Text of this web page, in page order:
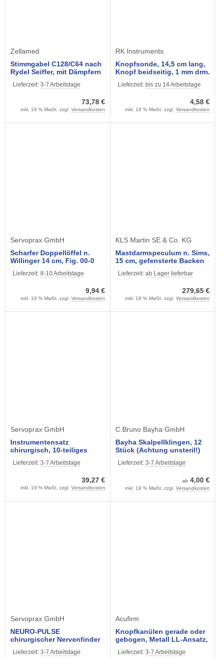
Zellamed
Stimmgabel C128/C64 nach
Rydel Seiffer, mit Dämpfern
Lieferzeit: 3-7 Arbeitstage
73,78 €
inkl. 19 % MwSt. zzgl. Versandkosten
RK Instruments
Knopfsonde, 14,5 cm lang,
Knopf beidseitig, 1 mm drm.
Lieferzeit: bis zu 14 Arbeitstage
4,58 €
inkl. 19 % MwSt. zzgl. Versandkosten
Servoprax GmbH
Scharfer Doppellöffel n.
Willinger 14 cm, Fig. 00-0
Lieferzeit: 8-10 Arbeitstage
9,94 €
inkl. 19 % MwSt. zzgl. Versandkosten
KLS Martin SE & Co. KG
Mastdarmspeculum n. Sims,
15 cm, gefensterte Backen
Lieferzeit: ab Lager lieferbar
279,65 €
inkl. 19 % MwSt. zzgl. Versandkosten
Servoprax GmbH
Instrumentensatz
chirurgisch, 10-teiliges
Qualität, in Leinentasche,
Lieferzeit: 3-7 Arbeitstage
39,27 €
inkl. 19 % MwSt. zzgl. Versandkosten
C.Bruno Bayha GmbH
Bayha Skalpellklingen, 12
Stück (Achtung unsteril!)
Lieferzeit: 3-7 Arbeitstage
ab 4,00 €
inkl. 19 % MwSt. zzgl. Versandkosten
Servoprax GmbH
NEURO-PULSE
chirurgischer Nervenfinder
Lieferzeit: 3-7 Arbeitstage
Acufirm
Knopfkanülen gerade oder
gebogen, Metall LL-Ansatz,
Lieferzeit: 3-7 Arbeitstage